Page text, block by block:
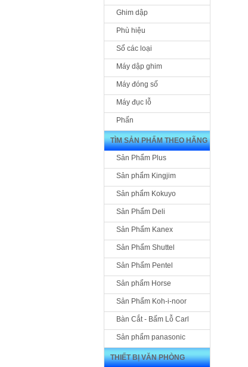
Ghim dập
Phù hiệu
Sổ các loại
Máy dập ghim
Máy đóng số
Máy đục lỗ
Phấn
TÌM SẢN PHẨM THEO HÃNG
Sản Phẩm Plus
Sản phẩm Kingjim
Sản phẩm Kokuyo
Sản Phẩm Deli
Sản Phẩm Kanex
Sản Phẩm Shuttel
Sản Phẩm Pentel
Sản phẩm Horse
Sản Phẩm Koh-i-noor
Bàn Cắt - Bấm Lỗ Carl
Sản phẩm panasonic
THIẾT BỊ VĂN PHÒNG